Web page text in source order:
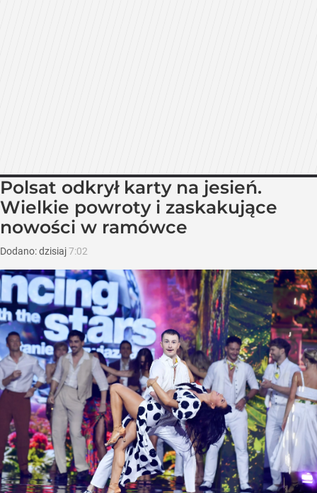
Polsat odkrył karty na jesień.
Wielkie powroty i zaskakujące
nowości w ramówce
Dodano:dzisiaj7:02